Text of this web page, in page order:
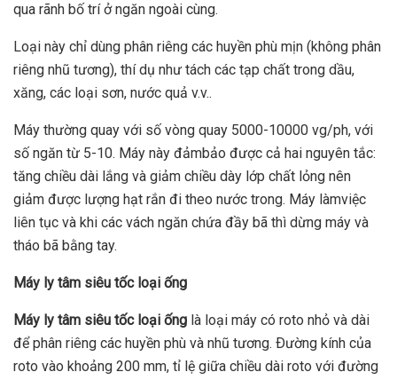
qua rãnh bố trí ở ngăn ngoài cùng.
Loại này chỉ dùng phân riêng các huyền phù mịn (không phân
riêng nhũ tương), thí dụ như tách các tạp chất trong dầu,
xăng, các loại sơn, nước quả v.v..
Máy thường quay với số vòng quay 5000-10000 vg/ph, với
số ngăn từ 5-10. Máy này đảmbảo được cả hai nguyên tắc:
tăng chiều dài lắng và giảm chiều dày lớp chất lỏng nên
giảm được lượng hạt rắn đi theo nước trong. Máy làmviệc
liên tục và khi các vách ngăn chứa đầy bã thì dừng máy và
tháo bã bằng tay.
Máy ly tâm siêu tốc loại ống
Máy ly tâm siêu tốc loại ống là loại máy có roto nhỏ và dài
để phân riêng các huyền phù và nhũ tương. Ðường kính của
roto vào khoảng 200 mm, tỉ lệ giữa chiều dài roto với đường